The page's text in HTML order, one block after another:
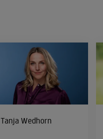
Tanja Wedhorn